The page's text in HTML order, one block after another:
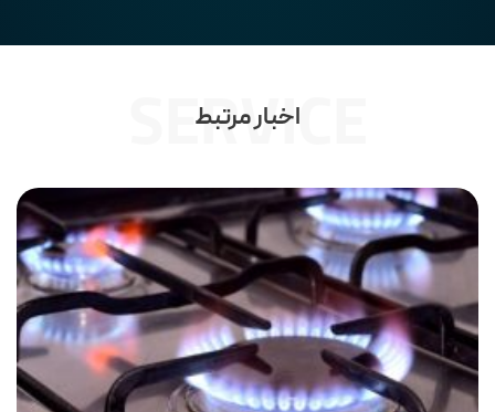
اخبار مرتبط
SERVICE
SearchHome